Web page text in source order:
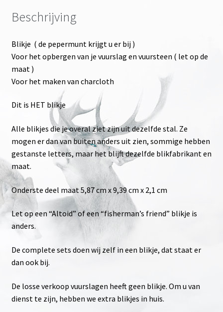
Beschrijving
Blikje ( de pepermunt krijgt u er bij )
Voor het opbergen van je vuurslag en vuursteen ( let op de
maat )
Voor het maken van charcloth
Dit is HET blikje
Alle blikjes die je overal ziet zijn uit dezelfde stal. Ze
mogen er dan van buiten anders uit zien, sommige hebben
gestanste letters, maar het blijft dezelfde blikfabrikant en
maat.
Onderste deel maat 5,87 cm x 9,39 cm x 2,1 cm
Let op een “Altoid” of een “fisherman’s friend” blikje is
anders.
De complete sets doen wij zelf in een blikje, dat staat er
dan ook bij.
De losse verkoop vuurslagen heeft geen blikje. Om u van
dienst te zijn, hebben we extra blikjes in huis.